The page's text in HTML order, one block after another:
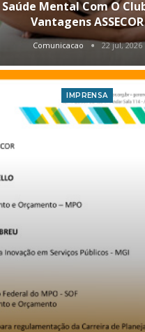
Saúde Mental Com O
Vantagens ASSECOR
Comunicacao 22 jul, 2026
IMPRENSA